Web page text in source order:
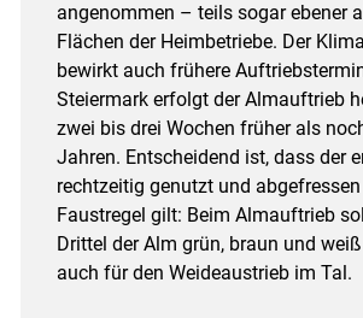
angenommen – teils sogar ebener
Flächen der Heimbetriebe. Der
bewirkt auch frühere
Steiermark erfolgt der Almauftrieb
zwei bis drei Wochen früher als
Jahren. Entscheidend ist, dass der
rechtzeitig genutzt und
Faustregel gilt: Beim Almauftrieb
Drittel der Alm grün, braun und
auch für den Weideaustrieb im Tal.